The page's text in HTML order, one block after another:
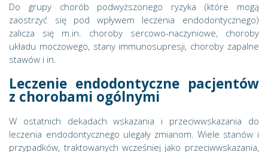
Do grupy chorób podwyższonego ryzyka (które mogą
zaostrzyć się pod wpływem leczenia endodontycznego)
zalicza się m.in. choroby sercowo-naczyniowe, choroby
układu moczowego, stany immunosupresji, choroby zapalne
stawów i in.
Leczenie endodontyczne pacjentów
z chorobami ogólnymi
W ostatnich dekadach wskazania i przeciwwskazania do
leczenia endodontycznego ulegały zmianom. Wiele stanów i
przypadków, traktowanych wcześniej jako przeciwwskazania,